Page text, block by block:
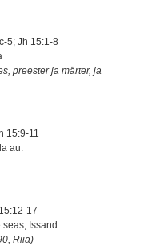
5; Jh 15:1-8
preester ja märter, ja
15:9-11
au.
17
seas, Issand.
Riia)